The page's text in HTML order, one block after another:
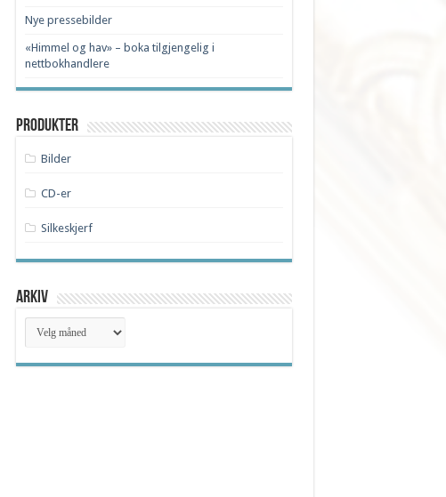
Nye pressebilder
«Himmel og hav» – boka tilgjengelig i
nettbokhandlere
Produkter
Bilder
CD-er
Silkeskjerf
Arkiv
Arkiv